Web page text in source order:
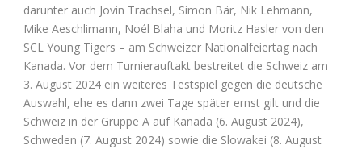
darunter auch Jovin Trachsel, Simon Bär, Nik Lehmann,
Mike Aeschlimann, Noél Blaha und Moritz Hasler von den
SCL Young Tigers – am Schweizer Nationalfeiertag nach
Kanada. Vor dem Turnierauftakt bestreitet die Schweiz am
3. August 2024 ein weiteres Testspiel gegen die deutsche
Auswahl, ehe es dann zwei Tage später ernst gilt und die
Schweiz in der Gruppe A auf Kanada (6. August 2024),
Schweden (7. August 2024) sowie die Slowakei (8. August